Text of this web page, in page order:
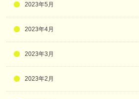
2023年5月
2023年4月
2023年3月
2023年2月